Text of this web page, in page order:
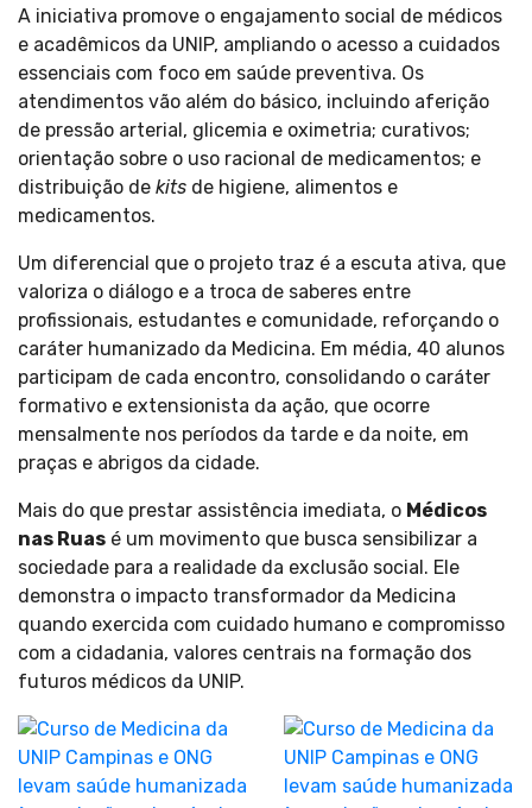
A iniciativa promove o engajamento social de médicos
e acadêmicos da UNIP, ampliando o acesso a cuidados
essenciais com foco em saúde preventiva. Os
atendimentos vão além do básico, incluindo aferição
de pressão arterial, glicemia e oximetria; curativos;
orientação sobre o uso racional de medicamentos; e
distribuição de kits de higiene, alimentos e
medicamentos.
Um diferencial que o projeto traz é a escuta ativa, que
valoriza o diálogo e a troca de saberes entre
profissionais, estudantes e comunidade, reforçando o
caráter humanizado da Medicina. Em média, 40 alunos
participam de cada encontro, consolidando o caráter
formativo e extensionista da ação, que ocorre
mensalmente nos períodos da tarde e da noite, em
praças e abrigos da cidade.
Mais do que prestar assistência imediata, o Médicos
nas Ruas é um movimento que busca sensibilizar a
sociedade para a realidade da exclusão social. Ele
demonstra o impacto transformador da Medicina
quando exercida com cuidado humano e compromisso
com a cidadania, valores centrais na formação dos
futuros médicos da UNIP.